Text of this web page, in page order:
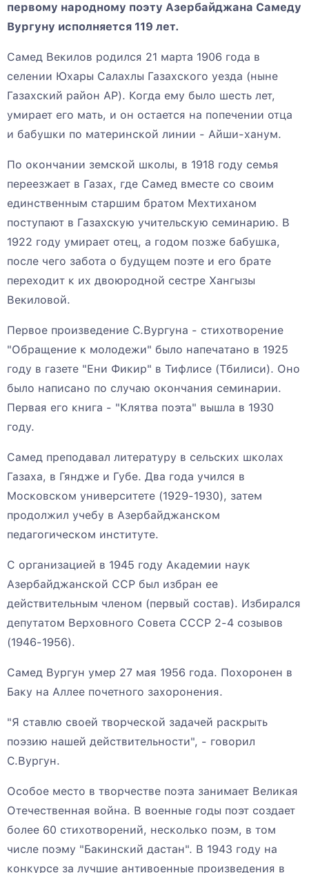
первому народному поэту Азербайджана Самеду
Вургуну исполняется 119 лет.
Самед Векилов родился 21 марта 1906 года в
селении Юхары Салахлы Газахского уезда (ныне
Газахский район АР). Когда ему было шесть лет,
умирает его мать, и он остается на попечении отца
и бабушки по материнской линии - Айши-ханум.
По окончании земской школы, в 1918 году семья
переезжает в Газах, где Самед вместе со своим
единственным старшим братом Мехтиханом
поступают в Газахскую учительскую семинарию. В
1922 году умирает отец, а годом позже бабушка,
после чего забота о будущем поэте и его брате
переходит к их двоюродной сестре Хангызы
Векиловой.
Первое произведение С.Вургуна - стихотворение
"Обращение к молодежи" было напечатано в 1925
году в газете "Ени Фикир" в Тифлисе (Тбилиси). Оно
было написано по случаю окончания семинарии.
Первая его книга - "Клятва поэта" вышла в 1930
году.
Самед преподавал литературу в сельских школах
Газаха, в Гяндже и Губе. Два года учился в
Московском университете (1929-1930), затем
продолжил учебу в Азербайджанском
педагогическом институте.
С организацией в 1945 году Академии наук
Азербайджанской ССР был избран ее
действительным членом (первый состав). Избирался
депутатом Верховного Совета СССР 2-4 созывов
(1946-1956).
Самед Вургун умер 27 мая 1956 года. Похоронен в
Баку на Аллее почетного захоронения.
"Я ставлю своей творческой задачей раскрыть
поэзию нашей действительности", - говорил
С.Вургун.
Особое место в творчестве поэта занимает Великая
Отечественная война. В военные годы поэт создает
более 60 стихотворений, несколько поэм, в том
числе поэму "Бакинский дастан". В 1943 году на
конкурсе за лучшие антивоенные произведения в